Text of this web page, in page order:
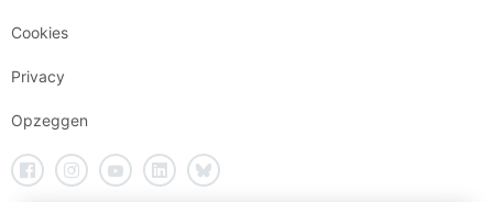
Cookies
Privacy
Opzeggen